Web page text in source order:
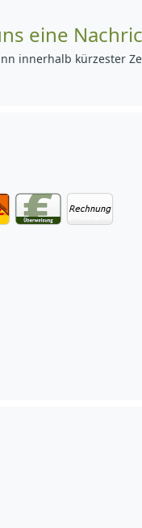
eine
innerhalb kürzester